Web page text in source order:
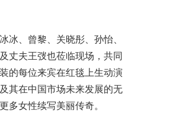
冰、曾黎、关晓彤、孙怡、
丈夫王弢也莅临现场，共同
的每位来宾在红毯上生动演
其在中国市场未来发展的无
多女性续写美丽传奇。